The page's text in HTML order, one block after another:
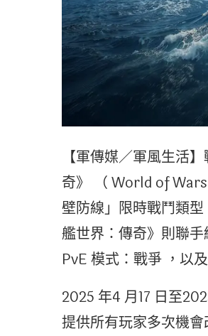
【軍傳媒／軍風生活
奇》 （ World of
壁防線」限時戰鬥類
艦世界：傳奇》則聯
PvE 模式：戰爭 ，以
2025 年4 月17 日至
提供所有玩家多次機